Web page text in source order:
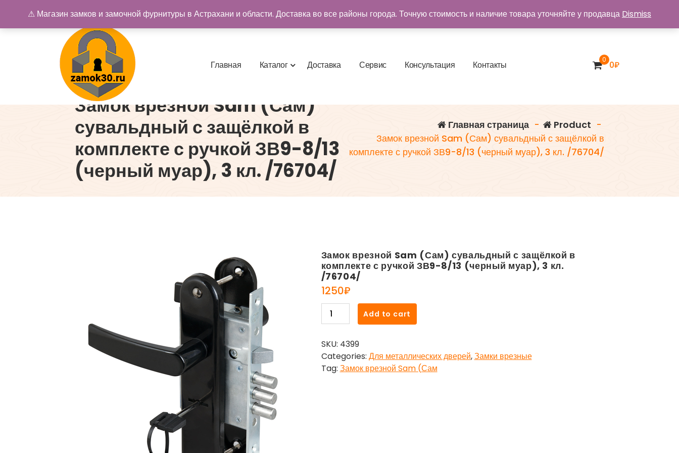
содержимому
Купить замок в Астрахани. Замки и дверная фурнитура
Главная Каталог Доставка Сервис Консультация Контакты 0 0₽
Замок врезной Sam (Сам)
сувальдный с защёлкой в
комплекте с ручкой ЗВ9-8/13
(черный муар), 3 кл. /76704/
Главная страница - Product -
Замок врезной Sam (Сам) сувальдный с защёлкой в
комплекте с ручкой ЗВ9-8/13 (черный муар), 3 кл. /76704/
Замок врезной Sam (Сам) сувальдный с защёлкой в
комплекте с ручкой ЗВ9-8/13 (черный муар), 3 кл.
/76704/
1250₽
Замок
врезной
(Сам)
сувальдный
с
Add to cart
SKU: 4399
Categories: Для металлических дверей,Замки врезные
Tag: Замок врезной Sam (Сам
⚠ Магазин замков и замочной фурнитуры в Астрахани и области. Доставка во все районы города. Точную стоимость и наличие товара уточняйте у продавца Dismiss